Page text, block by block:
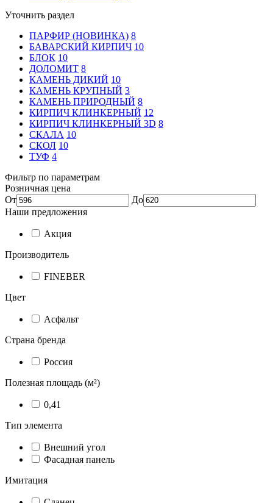
Уточнить раздел
ПАРФИР (НОВИНКА) 8
БАВАРСКИЙ КИРПИЧ 10
БЛОК 10
ДОЛОМИТ 8
КАМЕНЬ ДИКИЙ 10
КАМЕНЬ КРУПНЫЙ 3
КАМЕНЬ ПРИРОДНЫЙ 8
КИРПИЧ КЛИНКЕРНЫЙ 12
КИРПИЧ КЛИНКЕРНЫЙ 3D 8
СКАЛА 10
СКОЛ 10
ТУФ 4
Фильтр по параметрам
Розничная цена
От
До
Наши предложения
Акция
Производитель
FINEBER
Цвет
Асфальт
Страна бренда
Россия
Полезная площадь (м²)
0,41
Тип элемента
Внешний угол
Фасадная панель
Имитация